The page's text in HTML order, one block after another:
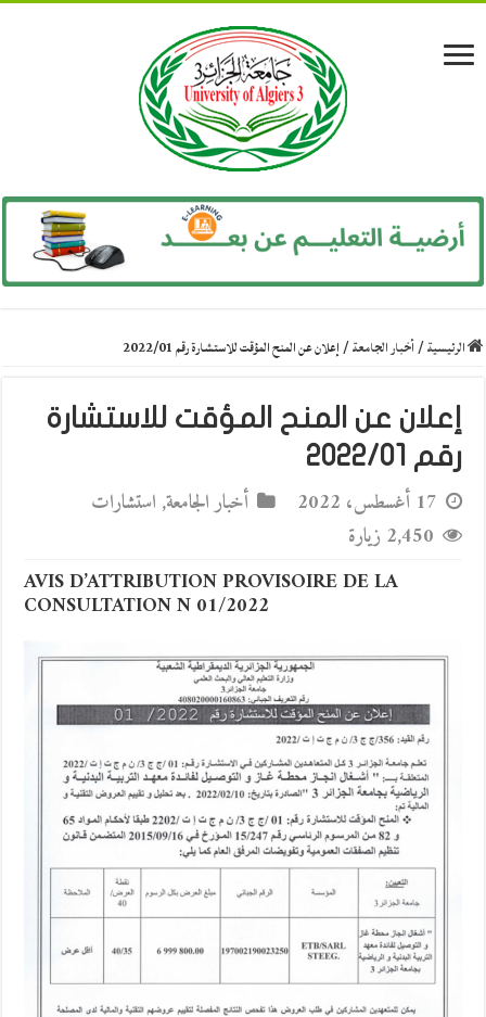
الرئيسية/أخبار الجامعة/إعلان عن المنح المؤقت للاستشارة رقم 2022/01
إعلان عن المنح المؤقت للاستشارة
رقم 2022/01
17 أغسطس، 2022 أخبار الجامعة, استشارات
2,450 زيارة
AVIS D’ATTRIBUTION PROVISOIRE DE LA
CONSULTATION N 01/2022